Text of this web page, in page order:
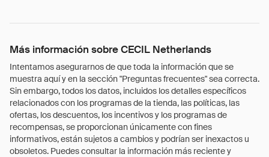
Más información sobre CECIL Netherlands
Intentamos asegurarnos de que toda la información que se
muestra aquí y en la sección "Preguntas frecuentes" sea correcta.
Sin embargo, todos los datos, incluidos los detalles específicos
relacionados con los programas de la tienda, las políticas, las
ofertas, los descuentos, los incentivos y los programas de
recompensas, se proporcionan únicamente con fines
informativos, están sujetos a cambios y podrían ser inexactos u
obsoletos. Puedes consultar la información más reciente y